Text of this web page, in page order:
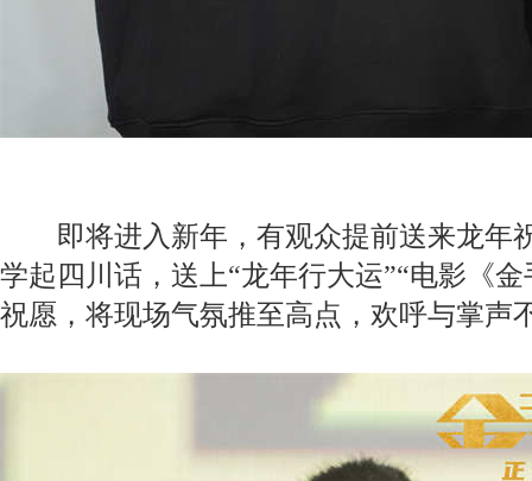
即将进入新年，有观众提前送来龙年
学起四川话，送上“龙年行大运”“电影《
祝愿，将现场气氛推至高点，欢呼与掌声